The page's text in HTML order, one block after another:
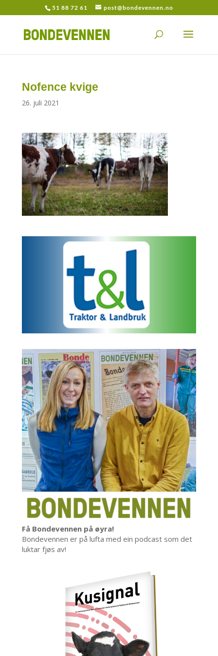
51 88 72 61 post@bondevennen.no
Nofence kvige
26. juli 2021
Få Bondevennen på øyra!
Bondevennen er på lufta med ein podcast som det
luktar fjøs av!